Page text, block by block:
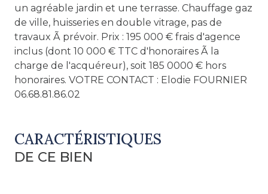
un agréable jardin et une terrasse. Chauffage gaz
de ville, huisseries en double vitrage, pas de
travaux Ã prévoir. Prix : 195 000 € frais d'agence
inclus (dont 10 000 € TTC d'honoraires Ã la
charge de l'acquéreur), soit 185 0000 € hors
honoraires. VOTRE CONTACT : Elodie FOURNIER
06.68.81.86.02
CARACTÉRISTIQUES
DE CE BIEN